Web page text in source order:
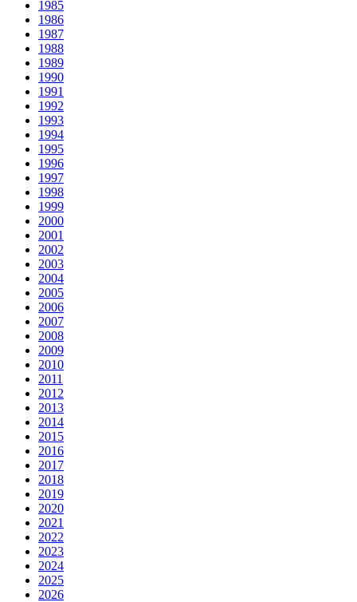
1985
1986
1987
1988
1989
1990
1991
1992
1993
1994
1995
1996
1997
1998
1999
2000
2001
2002
2003
2004
2005
2006
2007
2008
2009
2010
2011
2012
2013
2014
2015
2016
2017
2018
2019
2020
2021
2022
2023
2024
2025
2026